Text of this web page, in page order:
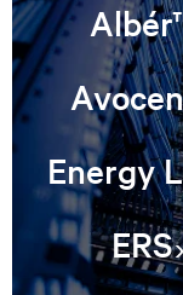
Energy
ERS